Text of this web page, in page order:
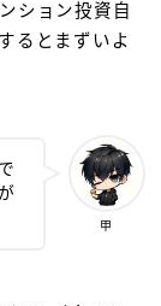
ション投資自
るとまずいよ
甲